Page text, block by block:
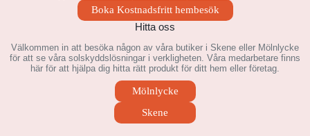
Boka Kostnadsfritt hembesök
Hitta oss
Välkommen in att besöka någon av våra butiker i Skene eller Mölnlycke
för att se våra solskyddslösningar i verkligheten. Våra medarbetare finns
här för att hjälpa dig hitta rätt produkt för ditt hem eller företag.
Mölnlycke
Skene